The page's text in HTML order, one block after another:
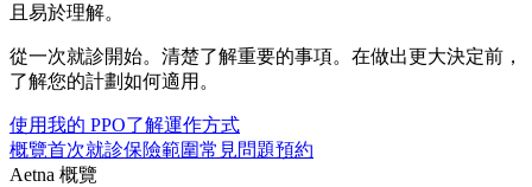
且易於理解。
從一次就診開始。清楚了解重要的事項。在做出更大決定前，
了解您的計劃如何適用。
使用我的 PPO了解運作方式
概覽首次就診保險範圍常見問題預約
Aetna 概覽